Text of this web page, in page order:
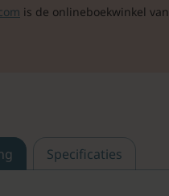
is de onlineboekwinkel van
Specificaties